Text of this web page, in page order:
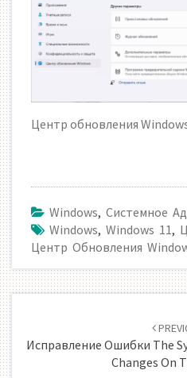
Центр обновления
Windows, Системное
Windows, Windows 11,
Центр Обновления
записям
Исправление Ошибки The
Changes On